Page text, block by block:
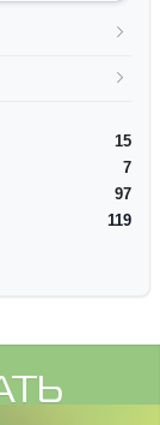
15
7
97
119